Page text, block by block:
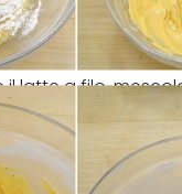
il latte a filo,